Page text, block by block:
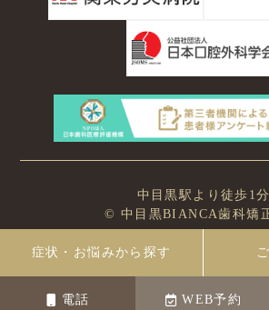
症状・お悩みから探す
電話 WEB予約
中目黒駅より徒歩1分
© 中目黒BIANCA歯科矯